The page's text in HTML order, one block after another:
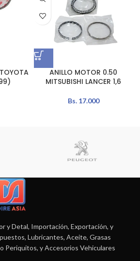
ANILLO MOTOR 0.50
MITSUBISHI LANCER 1,6
Bs.17.000
y Detal, Importación, Exportación, y
Lubricantes, Aceite, Grasas
Periquitos, y Accesorios Vehiculares